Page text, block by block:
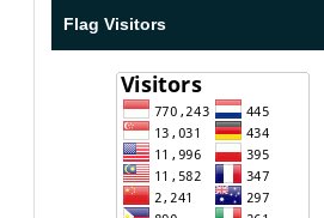
Flag Visitors